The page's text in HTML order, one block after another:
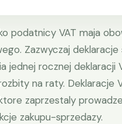
podatnicy VAT maja
Zazwyczaj
jednej rocznej deklaracji
na raty. Deklaracje
zaprzestaly
zakupu-sprzedazy.